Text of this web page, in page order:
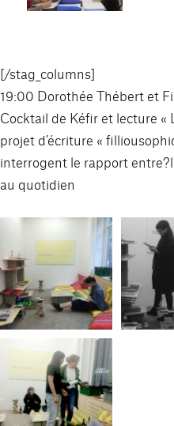
[/stag_columns]
19:00 Dorothée Thébert et
Cocktail de Kéfir et lecture «
projet d’écriture «
interrogent le rapport
au quotidien